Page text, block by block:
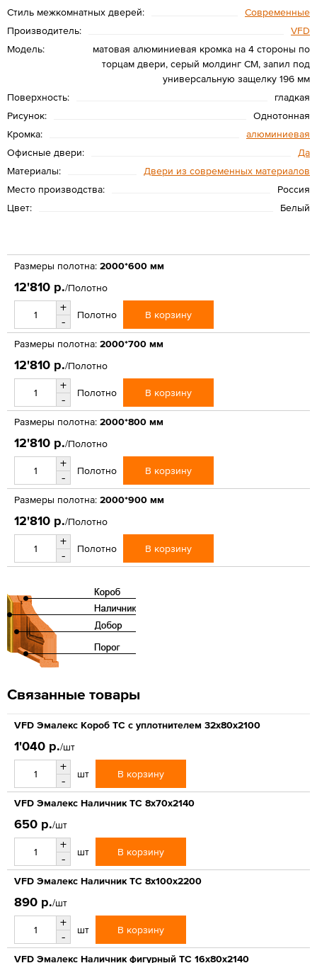
Стиль межкомнатных дверей:
Современные
Производитель:
VFD
Модель:
матовая алюминиевая кромка на 4 стороны по
торцам двери, серый молдинг СМ, запил под
универсальную защелку 196 мм
Поверхность:
гладкая
Рисунок:
Однотонная
Кромка:
алюминиевая
Офисные двери:
Да
Материалы:
Двери из современных материалов
Место производства:
Россия
Цвет:
Белый
Размеры полотна: 2000*600 мм
12'810 р./Полотно
+
-
Полотно В корзину
Размеры полотна: 2000*700 мм
12'810 р./Полотно
+
-
Полотно В корзину
Размеры полотна: 2000*800 мм
12'810 р./Полотно
+
-
Полотно В корзину
Размеры полотна: 2000*900 мм
12'810 р./Полотно
+
-
Полотно В корзину
Связанные товары
VFD Эмалекс Короб ТС с уплотнителем 32x80x2100
1'040 р./шт
+
-
шт В корзину
VFD Эмалекс Наличник ТС 8x70x2140
650 р./шт
+
-
шт В корзину
VFD Эмалекс Наличник ТС 8x100x2200
890 р./шт
+
-
шт В корзину
VFD Эмалекс Наличник фигурный ТС 16x80x2140